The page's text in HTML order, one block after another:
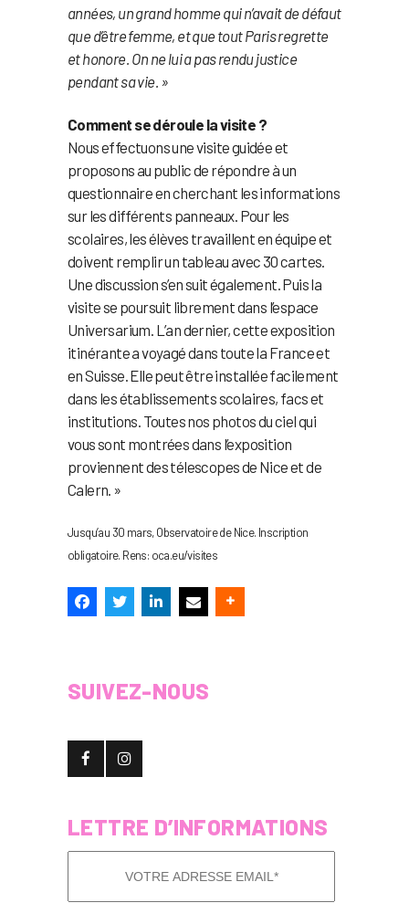
années, un grand homme qui n’avait de défaut
que d’être femme, et que tout Paris regrette
et honore. On ne lui a pas rendu justice
pendant sa vie. »
Comment se déroule la visite ?
Nous effectuons une visite guidée et
proposons au public de répondre à un
questionnaire en cherchant les informations
sur les différents panneaux. Pour les
scolaires, les élèves travaillent en équipe et
doivent remplir un tableau avec 30 cartes.
Une discussion s’en suit également. Puis la
visite se poursuit librement dans l’espace
Universarium. L’an dernier, cette exposition
itinérante a voyagé dans toute la France et
en Suisse. Elle peut être installée facilement
dans les établissements scolaires, facs et
institutions. Toutes nos photos du ciel qui
vous sont montrées dans l’exposition
proviennent des télescopes de Nice et de
Calern. »
Jusqu’au 30 mars, Observatoire de Nice. Inscription
obligatoire. Rens: oca.eu/visites
SUIVEZ-NOUS
LETTRE D’INFORMATIONS